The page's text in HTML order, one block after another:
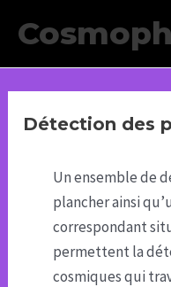
Détection des
Un ensemble de
plancher ainsi
correspondant
permettent la
cosmiques qui